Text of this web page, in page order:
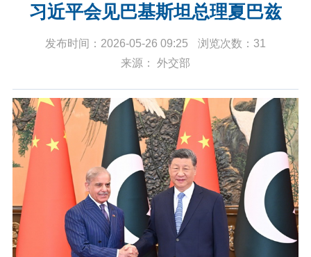
习近平会见巴基斯坦总理夏巴兹
发布时间：2026-05-26 09:25
浏览次数：31
来源： 外交部